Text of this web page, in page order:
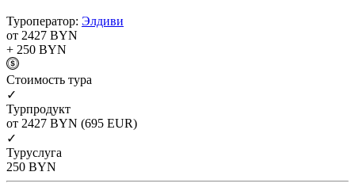
Туроператор: Элдиви
от 2427 BYN
+ 250 BYN
Cтоимость тура
✓
Турпродукт
от 2427 BYN (695 EUR)
✓
Туруслуга
250 BYN